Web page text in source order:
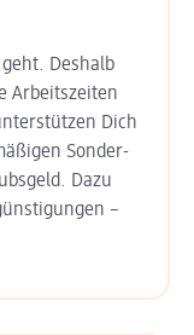
Deshalb
Arbeits­zeiten
Dich
Sonder­
. Dazu
–